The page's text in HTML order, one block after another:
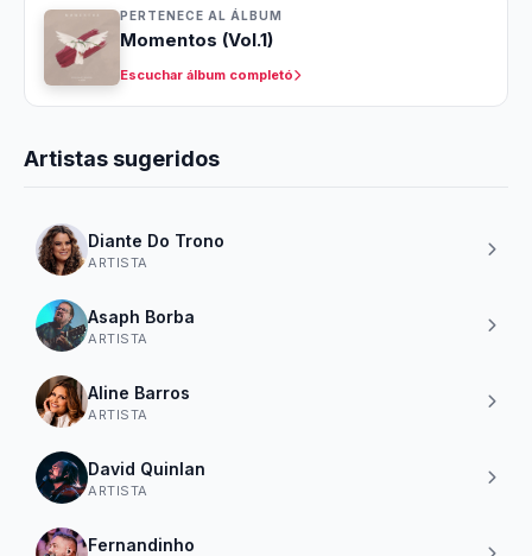
PERTENECE AL ÁLBUM
Momentos (Vol.1)
Escuchar álbum completó
Artistas sugeridos
Diante Do Trono
ARTISTA
Asaph Borba
ARTISTA
Aline Barros
ARTISTA
David Quinlan
ARTISTA
Fernandinho